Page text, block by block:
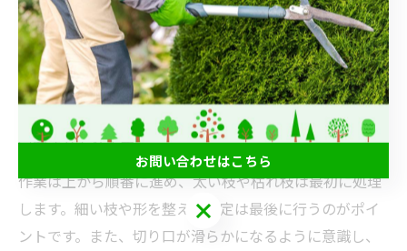
安全な剪定手順を守ることは、庭木の健康と美しさを維
持するための基本です。まず、剪定する樹種や枝の状態
を見極め、適切な道具を選択しましょう。長崎市西彼杵
郡長与町で多く見られる庭木には、それぞれに合った剪
定方法があります。
作業は上から順番に進め、太い枝や枯れ枝は最初に処理
します。細い枝や形を整える剪定は最後に行うのがポイ
ントです。また、切り口が滑らかになるように意識し、
お問い合わせはこちら
お問い合わせはこちら